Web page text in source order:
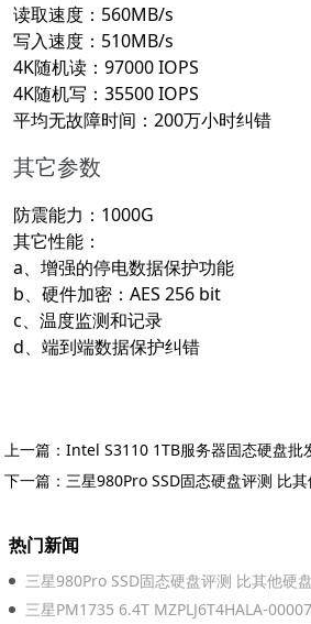
读取速度：560MB/s
写入速度：510MB/s
4K随机读：97000 IOPS
4K随机写：35500 IOPS
平均无故障时间：200万小时纠错
其它参数
防震能力：1000G
其它性能：
a、增强的停电数据保护功能
b、硬件加密：AES 256 bit
c、温度监测和记录
d、端到端数据保护纠错
上一篇： Intel S3110 1TB服务器固态硬盘批
下一篇： 三星980Pro SSD固态硬盘评测 比
热门新闻
三星980Pro SSD固态硬盘评测 比其他硬
三星PM1735 6.4T MZPLJ6T4HALA-